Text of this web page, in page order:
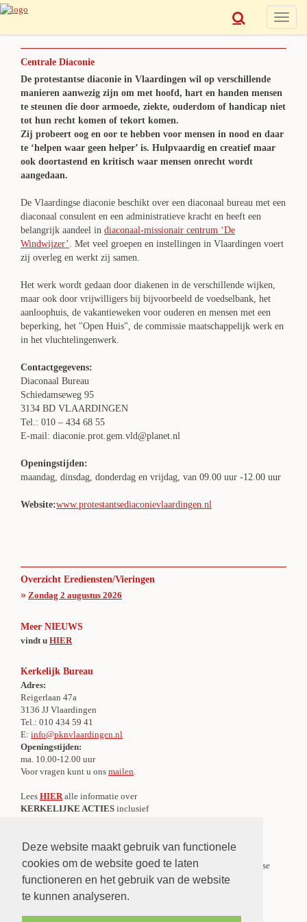
Deze website maakt gebruik van functionele
cookies om de website goed te laten
functioneren en het gebruik van de website
te kunnen analyseren.
Toggle
Centrale Diaconie
De protestantse diaconie in Vlaardingen wil op verschillende
manieren aanwezig zijn om met hoofd, hart en handen mensen
te steunen die door armoede, ziekte, ouderdom of handicap niet
tot hun recht komen of tekort komen.
Zij probeert oog en oor te hebben voor mensen in nood en daar
te ‘helpen waar geen helper’ is. Hulpvaardig en creatief maar
ook doortastend en kritisch waar mensen onrecht wordt
aangedaan.
De Vlaardingse diaconie beschikt over een diaconaal bureau met een
diaconaal consulent en een administratieve kracht en heeft een
belangrijk aandeel in diaconaal-missionair centrum ‘De
Windwijzer’. Met veel groepen en instellingen in Vlaardingen voert
zij overleg en werkt zij samen.
Het werk wordt gedaan door diakenen in de verschillende wijken,
maar ook door vrijwilligers bij bijvoorbeeld de voedselbank, het
aanloophuis, de vakantieweken voor ouderen en mensen met een
beperking, het "Open Huis", de commissie maatschappelijk werk en
in het vluchtelingenwerk.
Contactgegevens:
Diaconaal Bureau
Schiedamseweg 95
3134 BD VLAARDINGEN
Tel.: 010 – 434 68 55
E-mail: diaconie.prot.gem.vld@planet.nl
Openingstijden:
maandag, dinsdag, donderdag en vrijdag, van 09.00 uur -12.00 uur
Website:www.protestantsediaconievlaardingen.nl
Overzicht Erediensten/Vieringen
» Zondag 2 augustus 2026
Meer NIEUWS
vindt u HIER
Kerkelijk Bureau
Adres:
Reigerlaan 47a
3136 JJ Vlaardingen
Tel.: 010 434 59 41
E: info@pknvlaardingen.nl
Openingstijden:
ma. 10.00-12.00 uur
Voor vragen kunt u ons mailen.
Lees HIER alle informatie over
KERKELIJKE ACTIES inclusief
Centraal Meldpunt Overlijden
Er is een Centraal Meldpunt Overlijden voor de gehele Protestantse
Gemeente te Vlaardingen.
»
Lees verder